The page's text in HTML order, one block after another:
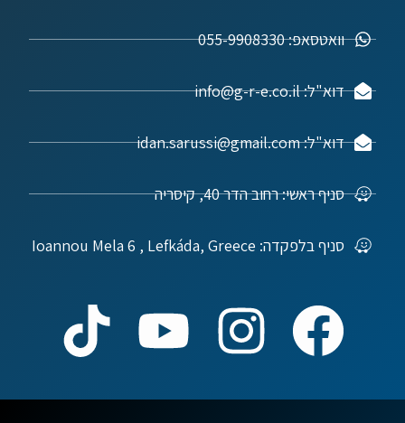
וואטסאפ: 055-9908330
דוא"ל: info@g-r-e.co.il
דוא"ל: idan.sarussi@gmail.com
סניף ראשי: רחוב הדר 40, קיסריה
סניף בלפקדה: Ioannou Mela 6 , Lefkáda, Greece